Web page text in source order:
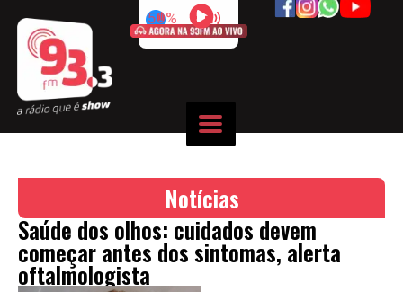
50%
Notícias
Saúde dos olhos: cuidados devem
começar antes dos sintomas, alerta
oftalmologista